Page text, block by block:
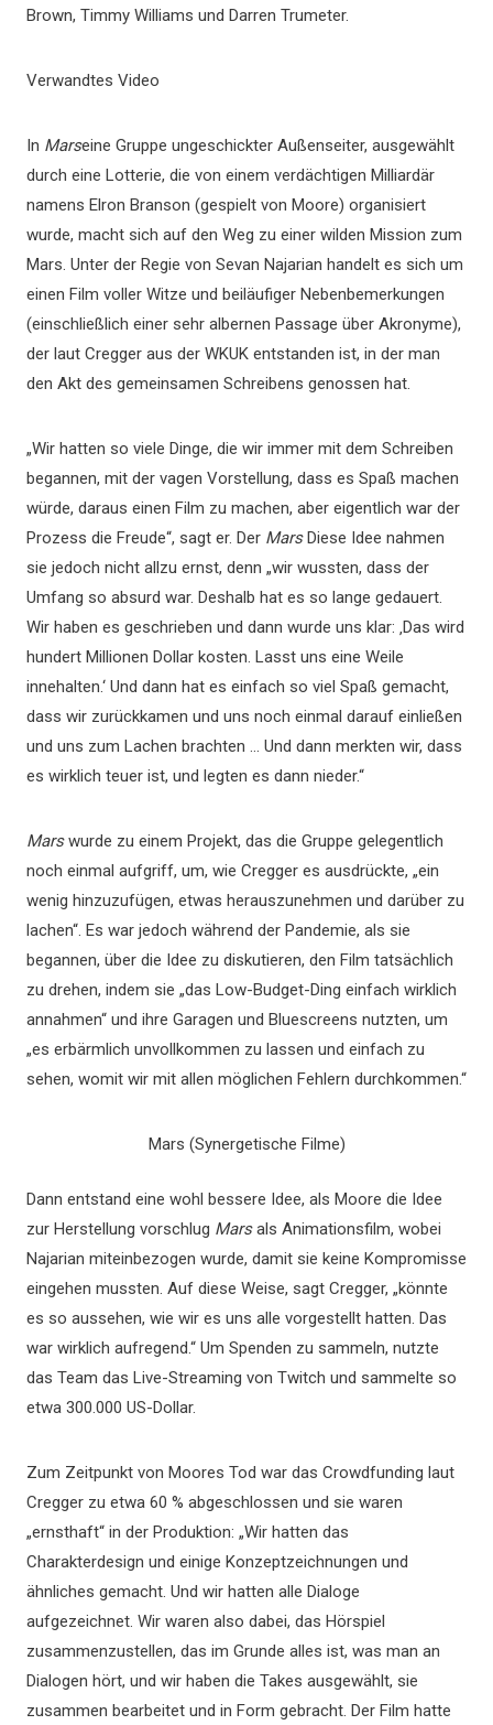
Brown, Timmy Williams und Darren Trumeter.
Verwandtes Video
In Marseine Gruppe ungeschickter Außenseiter, ausgewählt
durch eine Lotterie, die von einem verdächtigen Milliardär
namens Elron Branson (gespielt von Moore) organisiert
wurde, macht sich auf den Weg zu einer wilden Mission zum
Mars. Unter der Regie von Sevan Najarian handelt es sich um
einen Film voller Witze und beiläufiger Nebenbemerkungen
(einschließlich einer sehr albernen Passage über Akronyme),
der laut Cregger aus der WKUK entstanden ist, in der man
den Akt des gemeinsamen Schreibens genossen hat.
„Wir hatten so viele Dinge, die wir immer mit dem Schreiben
begannen, mit der vagen Vorstellung, dass es Spaß machen
würde, daraus einen Film zu machen, aber eigentlich war der
Prozess die Freude“, sagt er. Der MarsDiese Idee nahmen
sie jedoch nicht allzu ernst, denn „wir wussten, dass der
Umfang so absurd war. Deshalb hat es so lange gedauert.
Wir haben es geschrieben und dann wurde uns klar: ‚Das wird
hundert Millionen Dollar kosten. Lasst uns eine Weile
innehalten.‘ Und dann hat es einfach so viel Spaß gemacht,
dass wir zurückkamen und uns noch einmal darauf einließen
und uns zum Lachen brachten … Und dann merkten wir, dass
es wirklich teuer ist, und legten es dann nieder.“
Marswurde zu einem Projekt, das die Gruppe gelegentlich
noch einmal aufgriff, um, wie Cregger es ausdrückte, „ein
wenig hinzuzufügen, etwas herauszunehmen und darüber zu
lachen“. Es war jedoch während der Pandemie, als sie
begannen, über die Idee zu diskutieren, den Film tatsächlich
zu drehen, indem sie „das Low-Budget-Ding einfach wirklich
annahmen“ und ihre Garagen und Bluescreens nutzten, um
„es erbärmlich unvollkommen zu lassen und einfach zu
sehen, womit wir mit allen möglichen Fehlern durchkommen.“
Mars (Synergetische Filme)
Dann entstand eine wohl bessere Idee, als Moore die Idee
zur Herstellung vorschlug Marsals Animationsfilm, wobei
Najarian miteinbezogen wurde, damit sie keine Kompromisse
eingehen mussten. Auf diese Weise, sagt Cregger, „könnte
es so aussehen, wie wir es uns alle vorgestellt hatten. Das
war wirklich aufregend.“ Um Spenden zu sammeln, nutzte
das Team das Live-Streaming von Twitch und sammelte so
etwa 300.000 US-Dollar.
Zum Zeitpunkt von Moores Tod war das Crowdfunding laut
Cregger zu etwa 60 % abgeschlossen und sie waren
„ernsthaft“ in der Produktion: „Wir hatten das
Charakterdesign und einige Konzeptzeichnungen und
ähnliches gemacht. Und wir hatten alle Dialoge
aufgezeichnet. Wir waren also dabei, das Hörspiel
zusammenzustellen, das im Grunde alles ist, was man an
Dialogen hört, und wir haben die Takes ausgewählt, sie
zusammen bearbeitet und in Form gebracht. Der Film hatte